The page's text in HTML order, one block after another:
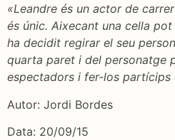
«Leandre és un actor de
és únic. Aixecant una cella
ha decidit regirar el seu
quarta paret i del personatge
espectadors i fer-los partícips
Autor: Jordi Bordes
Data: 20/09/15